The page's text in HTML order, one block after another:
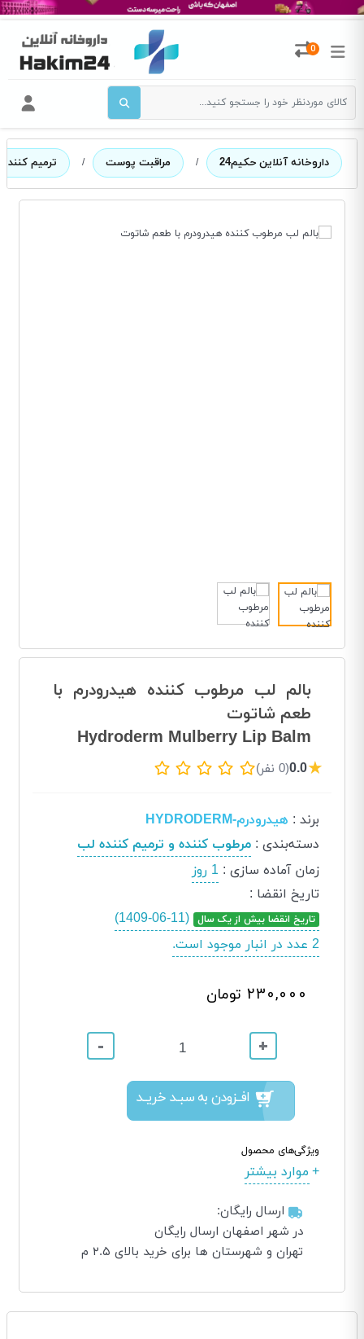
0
داروخانه آنلاین حکیم24 / مراقبت پوست / ترمیم
بالم لب مرطوب کننده هیدرودرم با
طعم شاتوت
Hydroderm Mulberry Lip Balm
★
0.0(0 نفر)
برند : هیدرودرم-HYDRODERM
دسته‌بندی :مرطوب کننده و ترمیم کننده لب
زمان آماده سازی :1 روز
تاریخ انقضا :
تاریخ انقضا بیش از یک سال (1409-06-11)
2 عدد در انبار موجود است.
230,000 تومان
+
-
افــزودن به سبــد خریــد
ویژگی‌های محصول
موارد بیشتر
ارسال رایگان:
در شهر اصفهان ارسال رایگان
تهران و شهرستان ها برای خرید بالای ۲.۵ م